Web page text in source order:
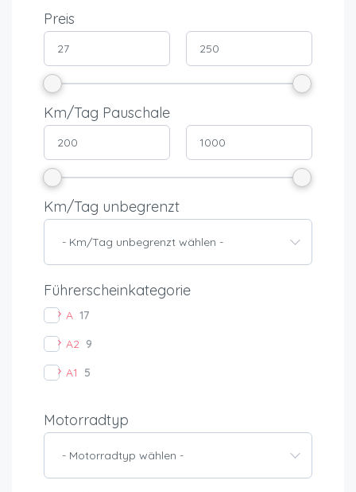
Preis
Km/Tag Pauschale
Km/Tag unbegrenzt
- Km/Tag unbegrenzt wählen -
Führerscheinkategorie
A 17
A2 9
A1
5
Motorradtyp
- Motorradtyp wählen -